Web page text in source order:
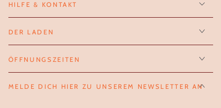
HILFE & KONTAKT
DER LADEN
ÖFFNUNGSZEITEN
MELDE DICH HIER ZU UNSEREM NEWSLETTER AN